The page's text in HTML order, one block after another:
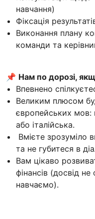
навчання)
Фіксація
Виконання плану
команди та
📌 Нам по дорозі,
Впевнено
Великим плюсом
європейських мов:
або італійська.
Вмієте зрозуміло
та не губитеся в
Вам цікаво
фінансів (досвід
навчаємо).